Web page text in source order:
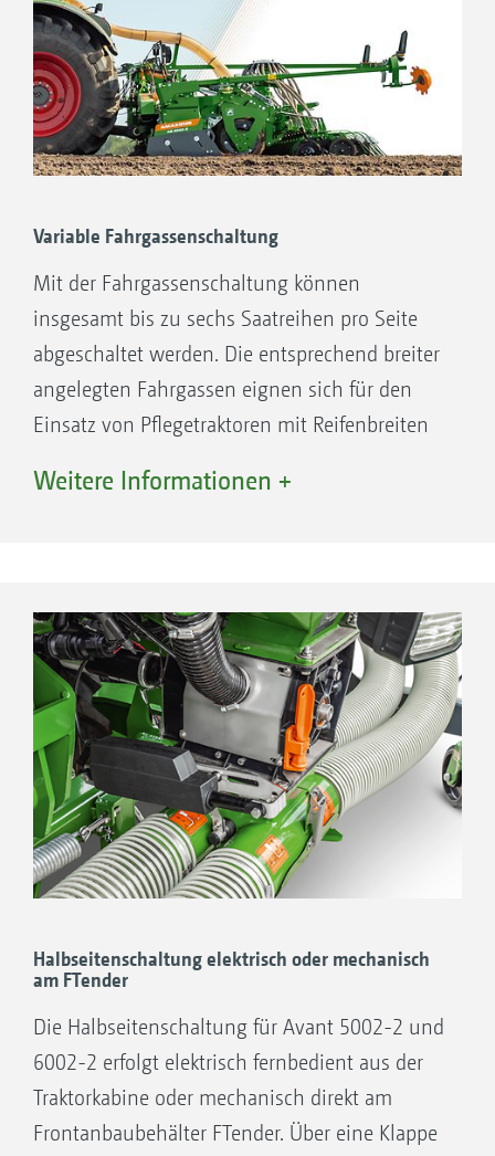
Kurze Förderstrecken des Saatguts
Reduzierung der Überlappung zur
Einsparung von Saatgut
Minimierung der Staubentwicklung im
Saatgutbehälter, da keine
Variable Fahrgassenschaltung
Mit der Fahrgassenschaltung können
insgesamt bis zu sechs Saatreihen pro Seite
abgeschaltet werden. Die entsprechend breiter
angelegten Fahrgassen eignen sich für den
Einsatz von Pflegetraktoren mit Reifenbreiten
875 mm bei 12,5 cm Reihenabstand. Bei
Weitere Informationen +
Halbseitenschaltung elektrisch oder mechanisch
am FTender
Die Halbseitenschaltung für Avant 5002-2 und
6002-2 erfolgt elektrisch fernbedient aus der
Traktorkabine oder mechanisch direkt am
Frontanbaubehälter FTender. Über eine Klappe